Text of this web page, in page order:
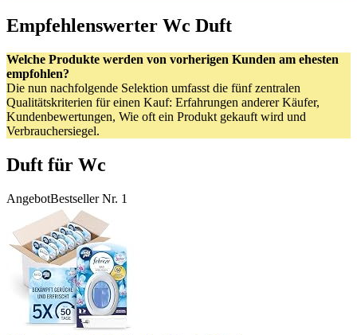
Empfehlenswerter Wc Duft
Welche Produkte werden von vorherigen Kunden am ehesten
empfohlen?
Die nun nachfolgende Selektion umfasst die fünf zentralen
Qualitätskriterien für einen Kauf: Erfahrungen anderer Käufer,
Kundenbewertungen, Wie oft ein Produkt gekauft wird und
Verbrauchersiegel.
Duft für Wc
AngebotBestseller Nr. 1